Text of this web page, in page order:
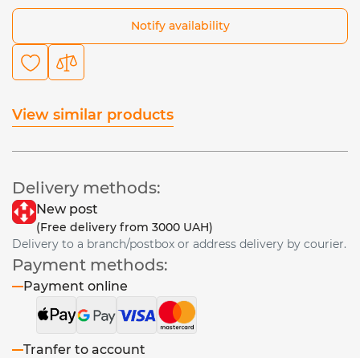
Notify availability
View similar products
Delivery methods:
New post
(Free delivery from 3000 UAH)
Delivery to a branch/postbox or address delivery by courier.
Payment methods:
Payment online
Tranfer to account